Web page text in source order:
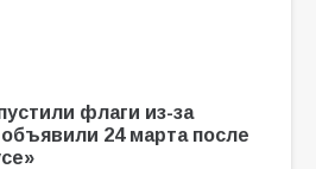
флаги из-за
24 марта после